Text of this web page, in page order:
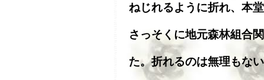
ねじれるように折れ、本
さっそくに地元森林組合
た。折れるのは無理もな